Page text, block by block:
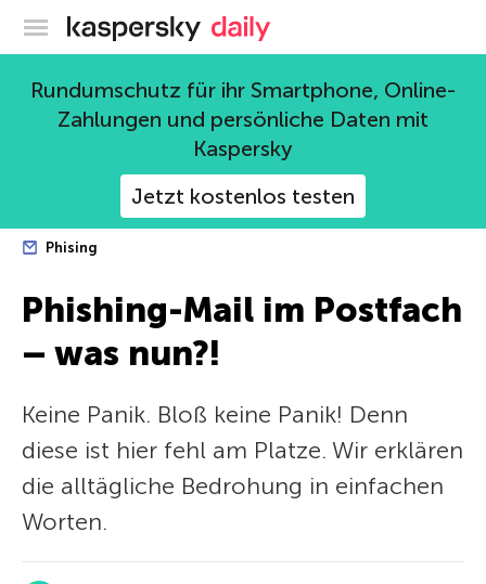
Offizieller Blog von Kaspersky
Rundumschutz für ihr Smartphone, Online-
Zahlungen und persönliche Daten mit
Kaspersky
Jetzt kostenlos testen
Phising
Phishing-Mail im Postfach
– was nun?!
Keine Panik. Bloß keine Panik! Denn
diese ist hier fehl am Platze. Wir erklären
die alltägliche Bedrohung in einfachen
Worten.